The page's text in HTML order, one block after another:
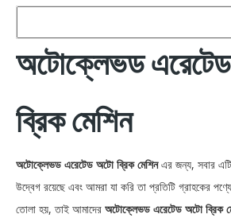
অটোক্লেভড
ব্রিক মেশিন
অটোক্লেভড এরেটেড অটো ব্রিক মেশিনএর জন্য, সবার
উদ্বেগ রয়েছে এবং আমরা যা করি তা প্রতিটি গ্রাহকের
তোলা হয়, তাই আমাদের অটোক্লেভড এরেটেড অটো ব্রিক